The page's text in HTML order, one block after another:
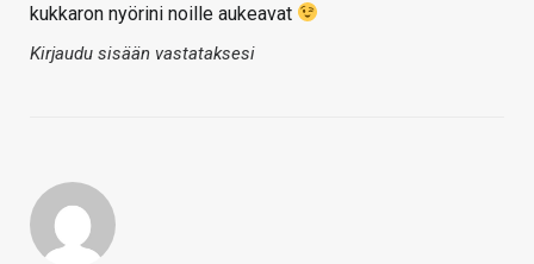
kukkaron nyörini noille aukeavat
Kirjaudu sisään vastataksesi